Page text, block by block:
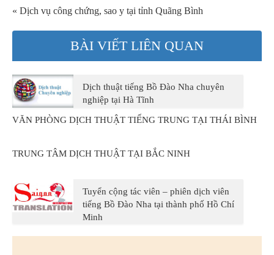
« Dịch vụ công chứng, sao y tại tỉnh Quãng Bình
BÀI VIẾT LIÊN QUAN
Dịch thuật tiếng Bồ Đào Nha chuyên
nghiệp tại Hà Tĩnh
VĂN PHÒNG DỊCH THUẬT TIẾNG TRUNG TẠI THÁI BÌNH
TRUNG TÂM DỊCH THUẬT TẠI BẮC NINH
Tuyển cộng tác viên – phiên dịch viên
tiếng Bồ Đào Nha tại thành phố Hồ Chí
Minh